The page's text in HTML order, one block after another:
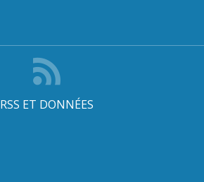
RSS ET DONNÉES